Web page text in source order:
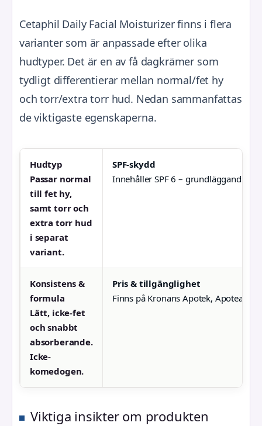
Cetaphil Daily Facial Moisturizer finns i flera
varianter som är anpassade efter olika
hudtyper. Det är en av få dagkrämer som
tydligt differentierar mellan normal/fet hy
och torr/extra torr hud. Nedan sammanfattas
de viktigaste egenskaperna.
Hudtyp
Passar normal
till fet hy,
samt torr och
extra torr hud
i separat
variant.
SPF-skydd
Innehåller SPF 6 – grundläggande
Konsistens &
formula
Lätt, icke-fet
och snabbt
absorberande.
Icke-
komedogen.
Pris & tillgänglighet
Finns på Kronans Apotek, Apotea,
Viktiga insikter om produkten